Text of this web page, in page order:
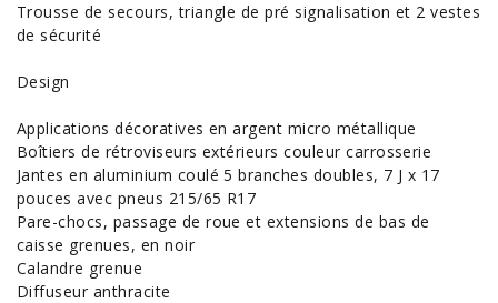
Trousse de secours, triangle de pré signalisation et 2 vestes
de sécurité
Design
Applications décoratives en argent micro métallique
Boîtiers de rétroviseurs extérieurs couleur carrosserie
Jantes en aluminium coulé 5 branches doubles, 7 J x 17
pouces avec pneus 215/65 R17
Pare-chocs, passage de roue et extensions de bas de
caisse grenues, en noir
Calandre grenue
Diffuseur anthracite